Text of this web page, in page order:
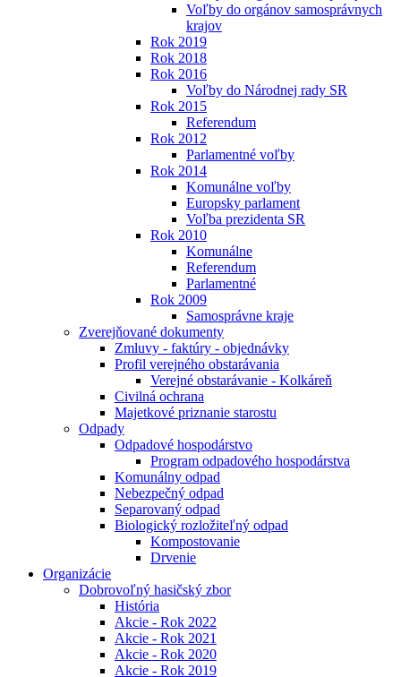
Voľby do orgánov samosprávnych
krajov
Rok 2019
Rok 2018
Rok 2016
Voľby do Národnej rady SR
Rok 2015
Referendum
Rok 2012
Parlamentné voľby
Rok 2014
Komunálne voľby
Europsky parlament
Voľba prezidenta SR
Rok 2010
Komunálne
Referendum
Parlamentné
Rok 2009
Samosprávne kraje
Zverejňované dokumenty
Zmluvy - faktúry - objednávky
Profil verejného obstarávania
Verejné obstarávanie - Kolkáreň
Civilná ochrana
Majetkové priznanie starostu
Odpady
Odpadové hospodárstvo
Program odpadového hospodárstva
Komunálny odpad
Nebezpečný odpad
Separovaný odpad
Biologický rozložiteľný odpad
Kompostovanie
Drvenie
Organizácie
Dobrovoľný hasičský zbor
História
Akcie - Rok 2022
Akcie - Rok 2021
Akcie - Rok 2020
Akcie - Rok 2019